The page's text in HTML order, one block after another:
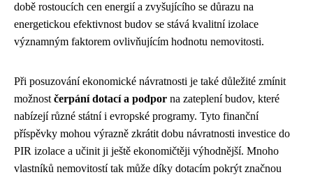
době rostoucích cen energií a zvyšujícího se důrazu na
energetickou efektivnost budov se stává kvalitní izolace
významným faktorem ovlivňujícím hodnotu nemovitosti.
Při posuzování ekonomické návratnosti je také důležité zmínit
možnost čerpání dotací a podpor na zateplení budov, které
nabízejí různé státní i evropské programy. Tyto finanční
příspěvky mohou výrazně zkrátit dobu návratnosti investice do
PIR izolace a učinit ji ještě ekonomičtěji výhodnější. Mnoho
vlastníků nemovitostí tak může díky dotacím pokrýt značnou